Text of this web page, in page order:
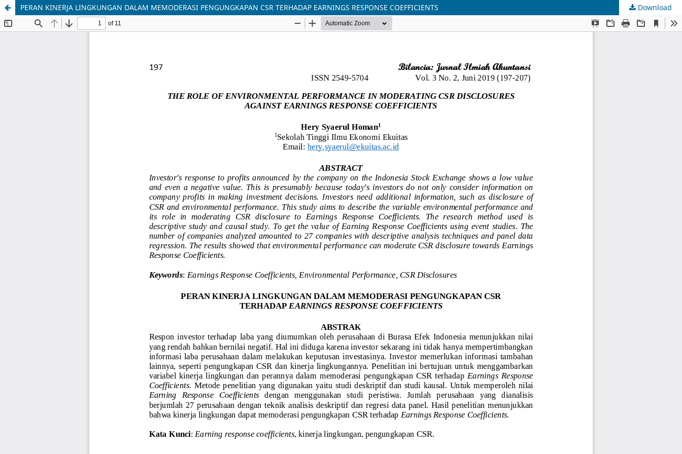
PERAN KINERJA LINGKUNGAN DALAM MEMODERASI PENGUNGKAPAN CSR TERHADAP EARNINGS RESPONSE COEFFICIENTS Download